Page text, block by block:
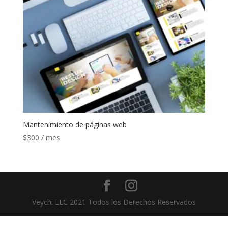
Mantenimiento de páginas web
$300 / mes
Veychi LLC 2021 Todos los Derechos Reservados